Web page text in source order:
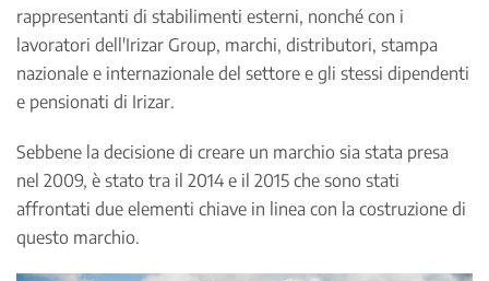
rappresentanti di stabilimenti esterni, nonché con i
lavoratori dell'Irizar Group, marchi, distributori, stampa
nazionale e internazionale del settore e gli stessi dipendenti
e pensionati di Irizar.
Sebbene la decisione di creare un marchio sia stata presa
nel 2009, è stato tra il 2014 e il 2015 che sono stati
affrontati due elementi chiave in linea con la costruzione di
questo marchio.